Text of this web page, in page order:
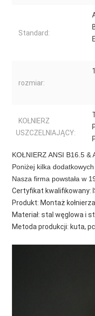
Standard:
rozmiar:
KOŁNIERZ
USZCZELNIAJĄCY:
KOŁNIERZ ANSI B16.5 &
Poniżej kilka
Nasza firma powstała w
Certyfikat kwalifikowany:
Produkt: Montaż
Materiał: stal węglowa i
Metoda produkcji: kuta,